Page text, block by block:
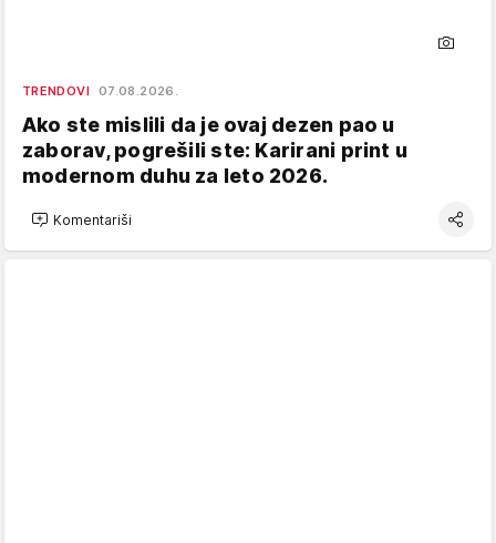
TRENDOVI 07.08.2026.
Ako ste mislili da je ovaj dezen pao u
zaborav, pogrešili ste: Karirani print u
modernom duhu za leto 2026.
Komentariši